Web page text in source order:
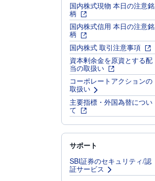
国内株式現物 本日の注意銘
柄
国内株式信用 本日の注意銘
柄
国内株式 取引注意事項
資本剰余金を原資とする配
当の取扱い
コーポレートアクションの
取扱い
主要指標・外国為替につい
て
サポート
SBI証券のセキュリティ/認
証サービス